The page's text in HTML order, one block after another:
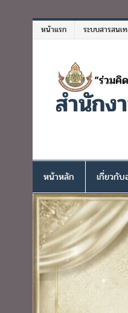
หน้าแรก ระบบสารสนเ
สำนักง
หน้าหลัก เกี่ยวกั